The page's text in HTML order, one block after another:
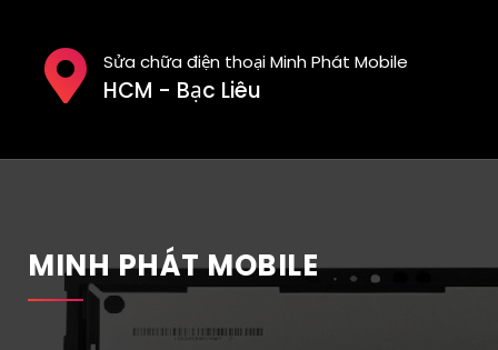
Sửa chữa điện thoại Minh Phát Mobile
HCM - Bạc Liêu
MINH PHÁT MOBILE